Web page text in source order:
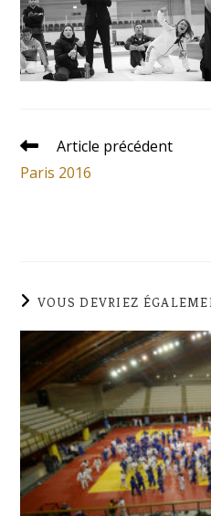
Article précédent
Paris 2016
VOUS DEVRIEZ